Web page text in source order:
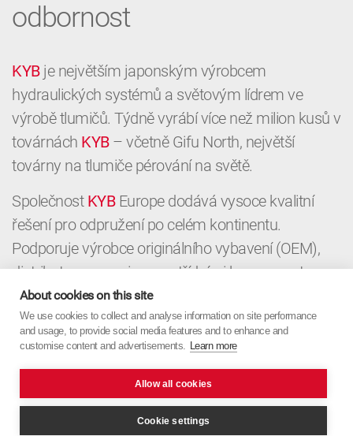
odbornost
KYBje největším japonským výrobcem
hydraulických systémů a světovým lídrem ve
výrobě tlumičů. Týdně vyrábí více než milion kusů v
továrnách KYB– včetně Gifu North, největší
továrny na tlumiče pérování na světě.
Společnost KYBEurope dodává vysoce kvalitní
řešení pro odpružení po celém kontinentu.
Podporuje výrobce originálního vybavení (OEM),
distributory a servisy prvotřídními komponenty a
místními znalostmi. Od OEM až po aftermarket,
KYBEurope spojuje japonskou přesnost s
evropským zaměřením.
About cookies on this site
We use cookies to collect and analyse information on site performance
and usage, to provide social media features and to enhance and
customise content and advertisements. Learn more
Allow all cookies
Cookie settings